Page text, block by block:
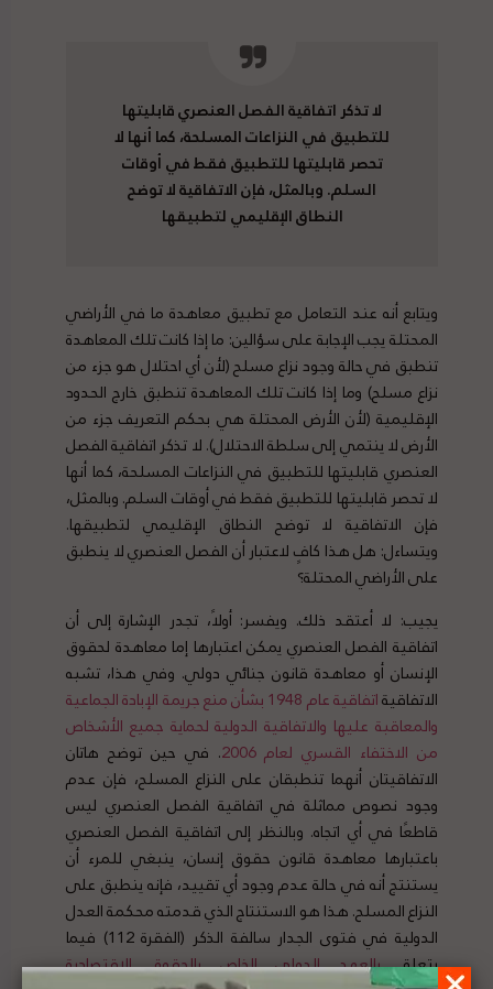
لا تذكر اتفاقية الفصل العنصري قابليتها
للتطبيق في النزاعات المسلحة، كما أنها لا
تحصر قابليتها للتطبيق فقط في أوقات
السلم. وبالمثل، فإن الاتفاقية لا توضح
النطاق الإقليمي لتطبيقها
ويتابع أنه عند التعامل مع تطبيق معاهدة ما في الأراضي
المحتلة يجب الإجابة على سؤالين: ما إذا كانت تلك المعاهدة
تنطبق في حالة وجود نزاع مسلح (لأن أي احتلال هو جزء من
نزاع مسلح) وما إذا كانت تلك المعاهدة تنطبق خارج الحدود
الإقليمية (لأن الأرض المحتلة هي بحكم التعريف جزء من
الأرض لا ينتمي إلى سلطة الاحتلال). لا تذكر اتفاقية الفصل
العنصري قابليتها للتطبيق في النزاعات المسلحة، كما أنها
لا تحصر قابليتها للتطبيق فقط في أوقات السلم. وبالمثل،
فإن الاتفاقية لا توضح النطاق الإقليمي لتطبيقها.
ويتساءل: هل هذا كافٍ لاعتبار أن الفصل العنصري لا ينطبق
على الأراضي المحتلة؟
يجيب: لا أعتقد ذلك. ويفسر: أولاً، تجدر الإشارة إلى أن
اتفاقية الفصل العنصري يمكن اعتبارها إما معاهدة لحقوق
الإنسان أو معاهدة قانون جنائي دولي. وفي هذا، تشبه
الاتفاقية
اتفاقية عام 1948 بشأن منع جريمة الإبادة الجماعية
والمعاقبة عليها والاتفاقية الدولية لحماية جميع الأشخاص
من الاختفاء القسري لعام 2006
. في حين توضح هاتان
الاتفاقيتان أنهما تنطبقان على النزاع المسلح، فإن عدم
وجود نصوص مماثلة في اتفاقية الفصل العنصري ليس
قاطعًا في أي اتجاه. وبالنظر إلى اتفاقية الفصل العنصري
باعتبارها معاهدة قانون حقوق إنسان، ينبغي للمرء أن
يستنتج أنه في حالة عدم وجود أي تقييد، فإنه ينطبق على
النزاع المسلح. هذا هو الاستنتاج الذي قدمته محكمة العدل
الدولية في فتوى الجدار سالفة الذكر (الفقرة 112) فيما
يتعلقبالعهد الدولي الخاص بالحقوق الاقتصادية